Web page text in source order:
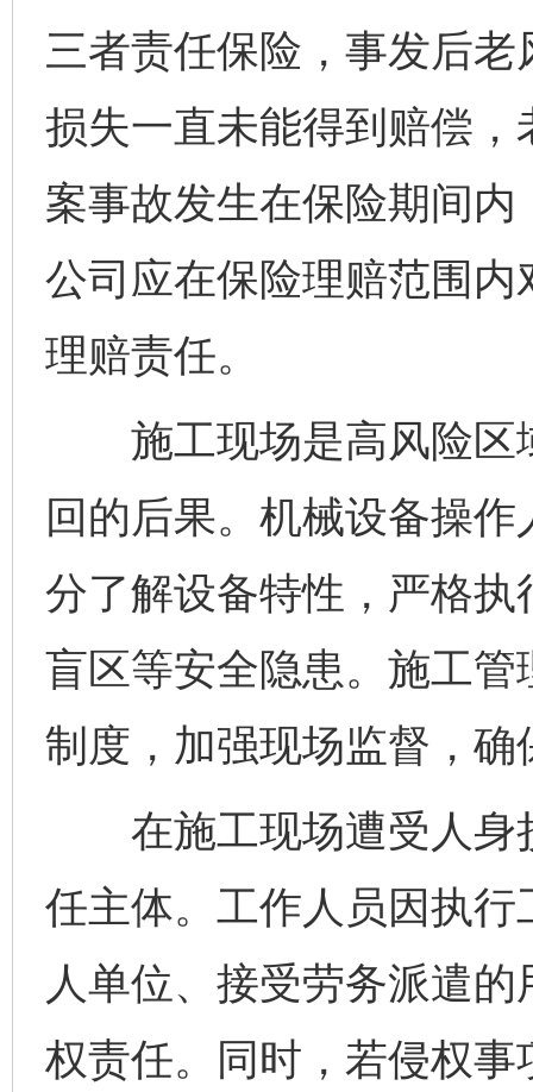
三者责任保险，事发后
损失一直未能得到赔偿
案事故发生在保险期间
公司应在保险理赔范围
理赔责任。
施工现场是高风险区
回的后果。机械设备操
分了解设备特性，严格
盲区等安全隐患。施工
制度，加强现场监督，
在施工现场遭受人身
任主体。工作人员因执
人单位、接受劳务派遣
权责任。同时，若侵权